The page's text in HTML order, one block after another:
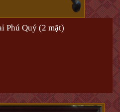
Phú Quý (2 mặt)